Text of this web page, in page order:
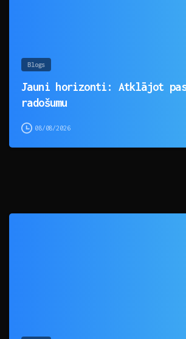
Blogs
Jauni horizonti: Atklājot
radošumu
08/08/2026